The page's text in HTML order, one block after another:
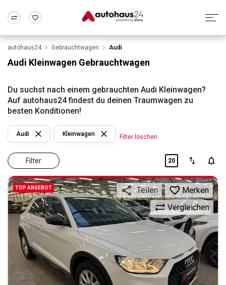
Wir bewerten dein Auto
Alle Fragen & Antworten
Rund um die Inzahlungnahme
Frankfurt Wuppertal
autohaus24 Gebrauchtwagen Audi
Audi Kleinwagen Gebrauchtwagen
Du suchst nach einem gebrauchten Audi Kleinwagen?
Auf autohaus24 findest du deinen Traumwagen zu
besten Konditionen!
Filter
Audi Kleinwagen Filter löschen
20
TOP ANGEBOT
Vergleichen
Teilen Merken